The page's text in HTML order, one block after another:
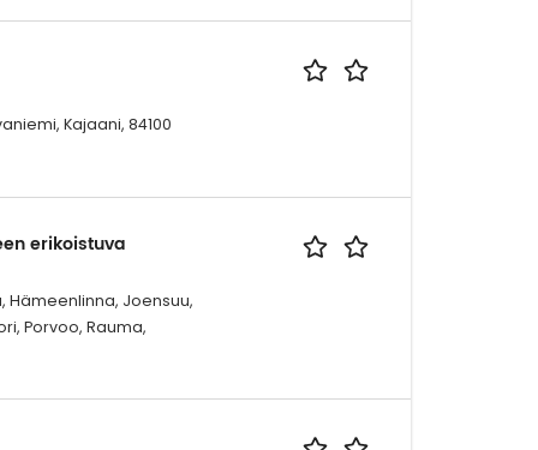
Kajaani, 84100
erikoistuva
Hämeenlinna, Joensuu,
Porvoo, Rauma,